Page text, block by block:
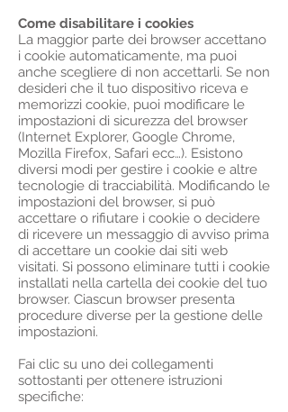
Come disabilitare i cookies
La maggior parte dei browser accettano
i cookie automaticamente, ma puoi
anche scegliere di non accettarli. Se non
desideri che il tuo dispositivo riceva e
memorizzi cookie, puoi modificare le
impostazioni di sicurezza del browser
(Internet Explorer, Google Chrome,
Mozilla Firefox, Safari ecc…). Esistono
diversi modi per gestire i cookie e altre
tecnologie di tracciabilità. Modificando le
impostazioni del browser, si può
accettare o rifiutare i cookie o decidere
di ricevere un messaggio di avviso prima
di accettare un cookie dai siti web
visitati. Si possono eliminare tutti i cookie
installati nella cartella dei cookie del tuo
browser. Ciascun browser presenta
procedure diverse per la gestione delle
impostazioni.
Fai clic su uno dei collegamenti
sottostanti per ottenere istruzioni
specifiche: